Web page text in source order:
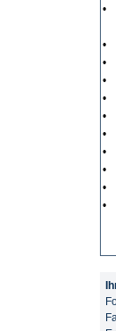
•
•
•
•
•
•
•
•
•
•
•